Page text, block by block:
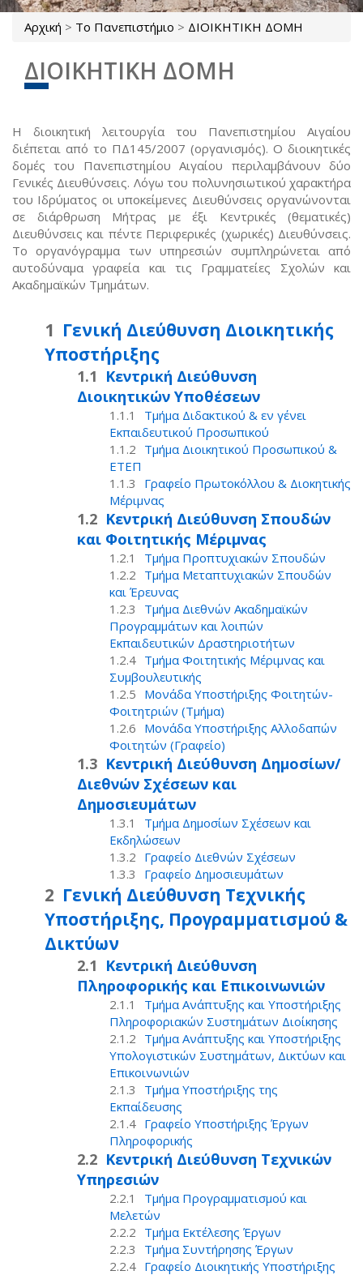
Είστε εδώ
Αρχική > Το Πανεπιστήμιο > ΔΙΟΙΚΗΤΙΚΗ ΔΟΜΗ
ΔΙΟΙΚΗΤΙΚΗ ΔΟΜΗ
Η διοικητική λειτουργία του Πανεπιστημίου Αιγαίου
διέπεται από το ΠΔ145/2007 (οργανισμός). Ο διοικητικές
δομές του Πανεπιστημίου Αιγαίου περιλαμβάνουν δύο
Γενικές Διευθύνσεις. Λόγω του πολυνησιωτικού χαρακτήρα
του Ιδρύματος οι υποκείμενες Διευθύνσεις οργανώνονται
σε διάρθρωση Μήτρας με έξι Κεντρικές (θεματικές)
Διευθύνσεις και πέντε Περιφερικές (χωρικές) Διευθύνσεις.
Το οργανόγραμμα των υπηρεσιών συμπληρώνεται από
αυτοδύναμα γραφεία και τις Γραμματείες Σχολών και
Ακαδημαϊκών Τμημάτων.
Γενική Διεύθυνση Διοικητικής
Υποστήριξης
Κεντρική Διεύθυνση
Διοικητικών Υποθέσεων
Τμήμα Διδακτικού & εν γένει
Εκπαιδευτικού Προσωπικού
Τμήμα Διοικητικού Προσωπικού &
ΕΤΕΠ
Γραφείο Πρωτοκόλλου & Διοκητικής
Μέριμνας
Κεντρική Διεύθυνση Σπουδών
και Φοιτητικής Μέριμνας
Τμήμα Προπτυχιακών Σπουδών
Τμήμα Μεταπτυχιακών Σπουδών
και Έρευνας
Τμήμα Διεθνών Ακαδημαϊκών
Προγραμμάτων και λοιπών
Εκπαιδευτικών Δραστηριοτήτων
Τμήμα Φοιτητικής Μέριμνας και
Συμβουλευτικής
Μονάδα Υποστήριξης Φοιτητών-
Φοιτητριών (Τμήμα)
Μονάδα Υποστήριξης Αλλοδαπών
Φοιτητών (Γραφείο)
Κεντρική Διεύθυνση Δημοσίων/
Διεθνών Σχέσεων και
Δημοσιευμάτων
Τμήμα Δημοσίων Σχέσεων και
Εκδηλώσεων
Γραφείο Διεθνών Σχέσεων
Γραφείο Δημοσιευμάτων
Γενική Διεύθυνση Τεχνικής
Υποστήριξης, Προγραμματισμού &
Δικτύων
Κεντρική Διεύθυνση
Πληροφορικής και Επικοινωνιών
Τμήμα Ανάπτυξης και Υποστήριξης
Πληροφοριακών Συστημάτων Διοίκησης
Τμήμα Ανάπτυξης και Υποστήριξης
Υπολογιστικών Συστημάτων, Δικτύων και
Επικοινωνιών
Τμήμα Υποστήριξης της
Εκπαίδευσης
Γραφείο Υποστήριξης Έργων
Πληροφορικής
Κεντρική Διεύθυνση Τεχνικών
Υπηρεσιών
Τμήμα Προγραμματισμού και
Μελετών
Τμήμα Εκτέλεσης Έργων
Τμήμα Συντήρησης Έργων
Γραφείο Διοικητικής Υποστήριξης